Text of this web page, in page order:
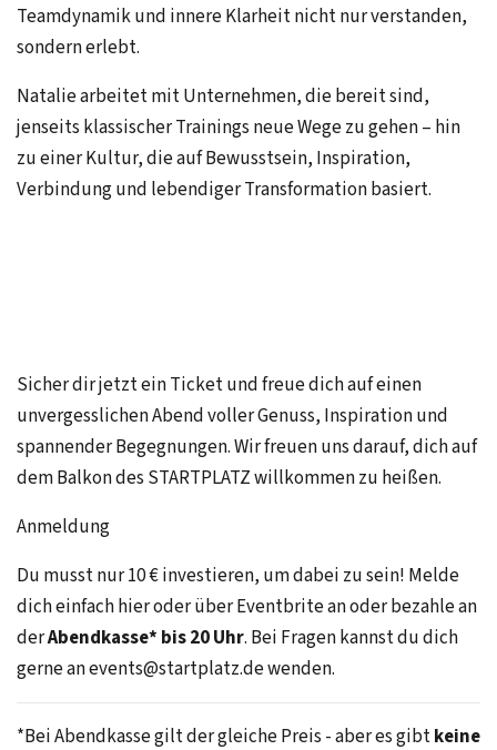
Teamdynamik und innere Klarheit nicht nur verstanden,
sondern erlebt.
Natalie arbeitet mit Unternehmen, die bereit sind,
jenseits klassischer Trainings neue Wege zu gehen – hin
zu einer Kultur, die auf Bewusstsein, Inspiration,
Verbindung und lebendiger Transformation basiert.
Sicher dir jetzt ein Ticket und freue dich auf einen
unvergesslichen Abend voller Genuss, Inspiration und
spannender Begegnungen. Wir freuen uns darauf, dich auf
dem Balkon des STARTPLATZ willkommen zu heißen.
Anmeldung
Du musst nur 10 € investieren, um dabei zu sein! Melde
dich einfach hier oder über Eventbrite an oder bezahle an
derAbendkasse* bis 20 Uhr. Bei Fragen kannst du dich
gerne an events@startplatz.de wenden.
*Bei Abendkasse gilt der gleiche Preis - aber es gibtkeine